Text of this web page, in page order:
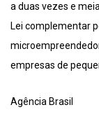
a duas vezes e
Lei complementar
empresas de
Agência Brasil